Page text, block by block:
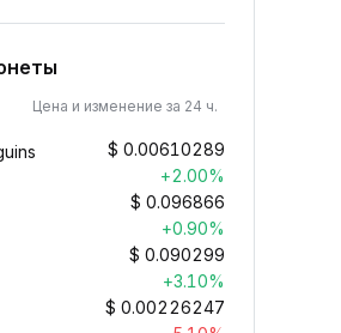
Цена и изменение за 24 ч.
$ 0.00610289
+2.00%
$ 0.096866
+0.90%
$ 0.090299
+3.10%
$ 0.00226247